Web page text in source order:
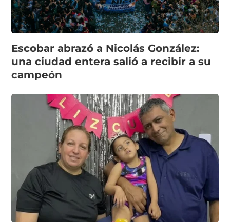
Escobar abrazó a Nicolás González:
una ciudad entera salió a recibir a su
campeón